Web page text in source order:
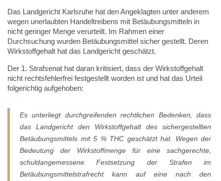
Das Landgericht Karlsruhe hat den Angeklagten unter anderem
wegen unerlaubten Handeltreibens mit Betäubungsmitteln in
nicht geringer Menge verurteilt. Im Rahmen einer
Durchsuchung wurden Betäubungsmittel sicher gestellt. Deren
Wirkstoffgehalt hat das Landgericht geschätzt.
Der 1. Strafsenat hat daran kritisiert, dass der Wirkstoffgehalt
nicht rechtsfehlerfrei festgestellt worden ist und hat das Urteil
folgerichtig aufgehoben:
Es unterliegt durchgreifenden rechtlichen Bedenken, dass
das Landgericht den Wirkstoffgehalt des sichergestellten
Betäubungsmittels mit 5 % THC geschätzt hat. Wegen der
Bedeutung der Wirkstoffmenge für eine sachgerechte,
schuldangemessene Festsetzung der Strafen im
Betäubungsmittelstrafrecht kann auf eine nach den